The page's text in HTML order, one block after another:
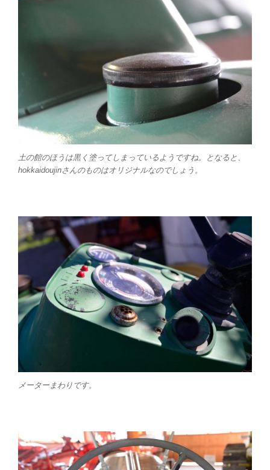
土の館のほうは黒く塗ってしまっているようですね。となると、
hokkaidoujinさんのものはオリジナルなのでしょう。
メーターまわりです。